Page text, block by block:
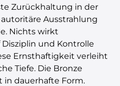
Zurückhaltung in der
Ausstrahlung
Nichts wirkt
und Kontrolle
Ernsthaftigkeit verleiht
Tiefe. Die Bronze
in dauerhafte Form.